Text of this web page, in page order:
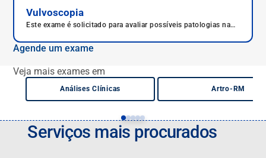
ou sinais iniciais de câncer.
Vulvoscopia
Este exame é solicitado para avaliar possíveis patologias na
Agende um exame
Veja mais exames em
Análises Clínicas Artro-RM
Serviços mais procurados